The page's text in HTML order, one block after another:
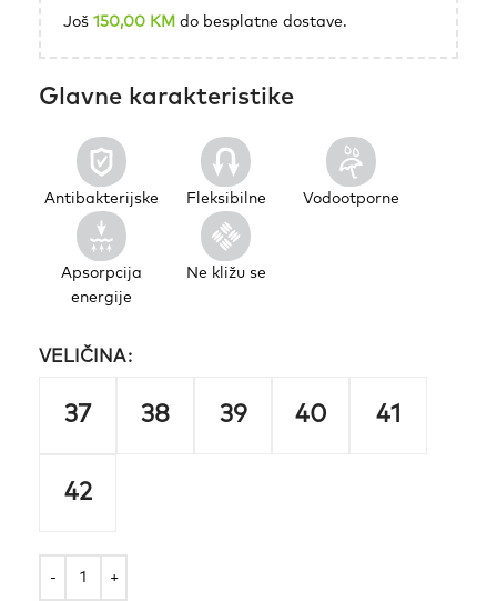
Još 150,00 KM do besplatne dostave.
Glavne karakteristike
Antibakterijske Fleksibilne Vodootporne
Apsorpcija
energije
Ne kližu se
VELIČINA
37 38 39 40 41
42